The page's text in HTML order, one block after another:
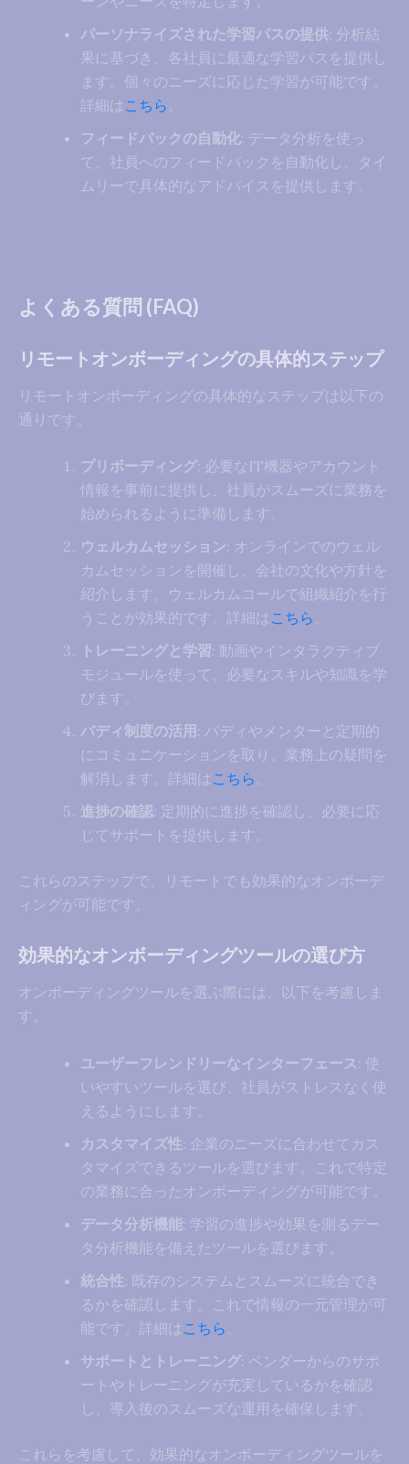
パーソナライズされた学習パスの提供: 分析結
果に基づき、各社員に最適な学習パスを提供し
ます。個々のニーズに応じた学習が可能です。
詳細は こちら
フィードバックの自動化: データ分析を使っ
て、社員へのフィードバックを自動化し、タイ
ムリーで具体的なアドバイスを提供します。
よくある質問 (FAQ)
リモートオンボーディングの具体的ステップ
リモートオンボーディングの具体的なステップは以下の
通りです。
プリボーディング: 必要なIT機器やアカウント
情報を事前に提供し、社員がスムーズに業務を
始められるように準備します。
ウェルカムセッション: オンラインでのウェル
カムセッションを開催し、会社の文化や方針を
紹介します。ウェルカムコールで組織紹介を行
うことが効果的です。詳細は こちら
トレーニングと学習: 動画やインタラクティブ
モジュールを使って、必要なスキルや知識を学
びます。
バディ制度の活用 : バディやメンターと定期的
にコミュニケーションを取り、業務上の疑問を
解消します。詳細は こちら
進捗の確認: 定期的に進捗を確認し、必要に応
じてサポートを提供します。
これらのステップで、リモートでも効果的なオンボーデ
ィングが可能です。
効果的なオンボーディングツールの選び方
オンボーディングツールを選ぶ際には、以下を考慮しま
す。
ユーザーフレンドリーなインターフェース: 使
いやすいツールを選び、社員がストレスなく使
えるようにします。
カスタマイズ性: 企業のニーズに合わせてカス
タマイズできるツールを選びます。これで特定
の業務に合ったオンボーディングが可能です。
データ分析機能: 学習の進捗や効果を測るデー
タ分析機能を備えたツールを選びます。
統合性: 既存のシステムとスムーズに統合でき
るかを確認します。これで情報の一元管理が可
能です。詳細は こちら
サポートとトレーニング: ベンダーからのサポ
ートやトレーニングが充実しているかを確認
し、導入後のスムーズな運用を確保します。
これらを考慮して、効果的なオンボーディングツールを